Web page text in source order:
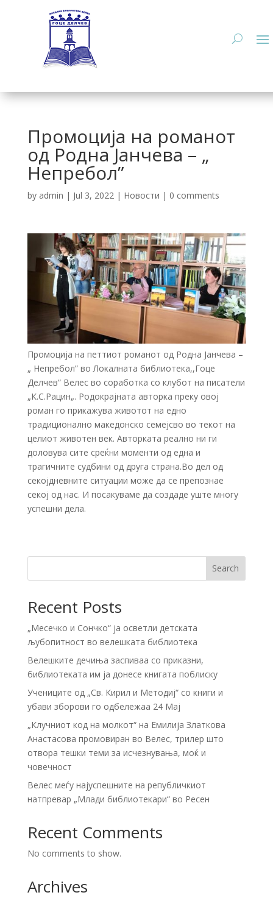
Промоција нa романот
од Родна Јанчева – „
Непребол”
by admin | Jul 3, 2022| Новости | 0 comments
Промоција нa петтиот романот од Родна Јанчева –
„ Непребол” во Локалната библиотека,,Гоце
Делчев“ Велес во соработка со клубот на писатели
„К.С.Рацин„. Родокрајната авторка преку овој
роман го прикажува животот на едно
традиционално македонско семејсво во текот на
целиот животен век. Авторката реално ни ги
доловува сите среќни моменти од една и
трагичните судбини од друга страна.Во дел од
секојдневните ситуации може да се препознае
секој од нас. И посакуваме да создаде уште многу
успешни дела.
Search
Recent Posts
„Месечко и Сончко“ ја осветли детската
љубопитност во велешката библиотека
Велешките дечиња заспиваа со приказни,
библиотеката им ја донесе книгата поблиску
Учениците од „Св. Кирил и Методиј“ со книги и
убави зборови го одбележаа 24 Мај
„Клучниот код на молкот“ на Емилија Златкова
Анастасова промовиран во Велес, трилер што
отвора тешки теми за исчезнувања, моќ и
човечност
Велес меѓу најуспешните на републичкиот
натпревар „Млади библиотекари“ во Ресен
Recent Comments
No comments to show.
Archives